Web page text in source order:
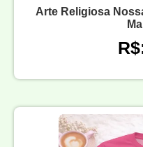
Arte Religiosa